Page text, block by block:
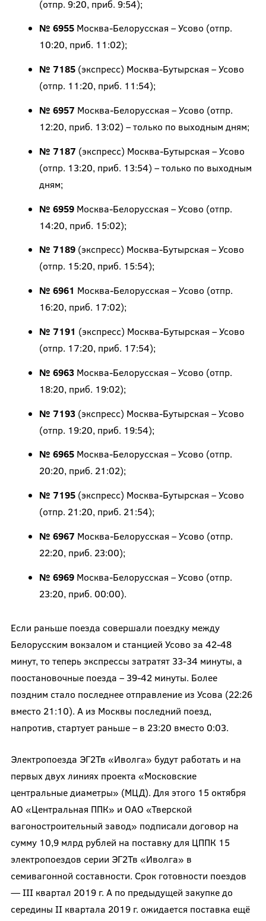
(отпр. 9:20, приб. 9:54);
№ 6955Москва-Белорусская – Усово (отпр.
10:20, приб. 11:02);
№ 7185(экспресс) Москва-Бутырская – Усово
(отпр. 11:20, приб. 11:54);
№ 6957 Москва-Белорусская – Усово (отпр.
12:20, приб. 13:02) – только по выходным дням;
№ 7187 (экспресс) Москва-Бутырская – Усово
(отпр. 13:20, приб. 13:54) – только по выходным
дням;
№ 6959Москва-Белорусская – Усово (отпр.
14:20, приб. 15:02);
№ 7189(экспресс) Москва-Бутырская – Усово
(отпр. 15:20, приб. 15:54);
№ 6961 Москва-Белорусская – Усово (отпр.
16:20, приб. 17:02);
№ 7191 (экспресс) Москва-Бутырская – Усово
(отпр. 17:20, приб. 17:54);
№ 6963Москва-Белорусская – Усово (отпр.
18:20, приб. 19:02);
№ 7193(экспресс) Москва-Бутырская – Усово
(отпр. 19:20, приб. 19:54);
№ 6965Москва-Белорусская – Усово (отпр.
20:20, приб. 21:02);
№ 7195(экспресс) Москва-Бутырская – Усово
(отпр. 21:20, приб. 21:54);
№ 6967 Москва-Белорусская – Усово (отпр.
22:20, приб. 23:00);
№ 6969Москва-Белорусская – Усово (отпр.
23:20, приб. 00:00).
Если раньше поезда совершали поездку между
Белорусским вокзалом и станцией Усово за 42-48
минут, то теперь экспрессы затратят 33-34 минуты, а
поостановочные поезда – 39-42 минуты. Более
поздним стало последнее отправление из Усова (22:26
вместо 21:10). А из Москвы последний поезд,
напротив, стартует раньше – в 23:20 вместо 0:03.
Электропоезда ЭГ2Тв «Иволга» будут работать и на
первых двух линиях проекта «Московские
центральные диаметры» (МЦД). Для этого 15 октября
АО «Центральная ППК» и ОАО «Тверской
вагоностроительный завод» подписали договор на
сумму 10,9 млрд рублей на поставку для ЦППК 15
электропоездов серии ЭГ2Тв «Иволга» в
семивагонной составности. Срок готовности поездов
— III квартал 2019 г. А по предыдущей закупке до
середины II квартала 2019 г. ожидается поставка ещё